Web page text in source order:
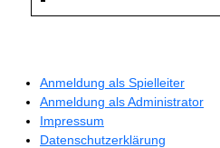
Anmeldung als Spielleiter
Anmeldung als Administrator
Impressum
Datenschutzerklärung